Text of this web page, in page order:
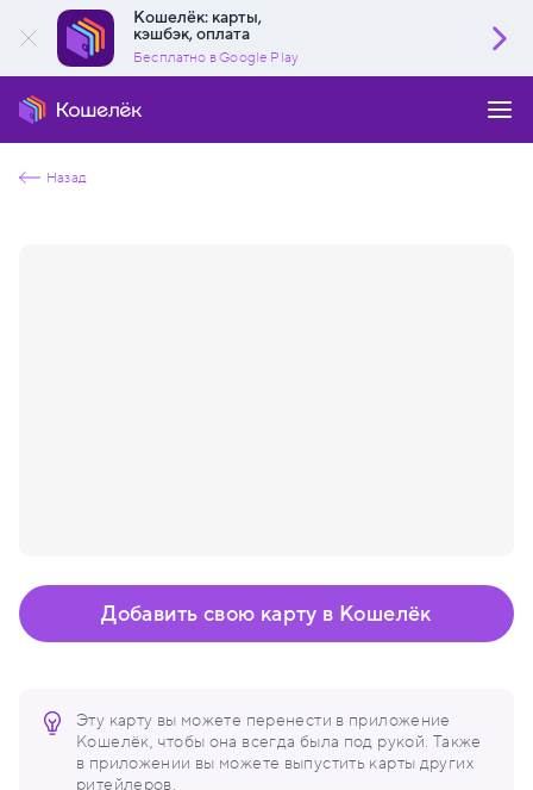
Кошелёк: карты,
кэшбэк, оплата
Бесплатно в Google Play
Назад
Эту карту вы можете перенести в приложение
Кошелёк, чтобы она всегда была под рукой. Также
в приложении вы можете выпустить карты других
ритейлеров.
Добавить свою карту в Кошелёк